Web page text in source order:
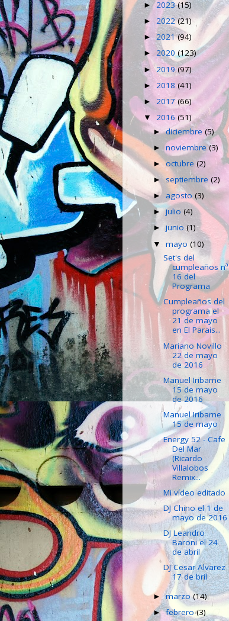
►2023(15)
► 2022(21)
► 2021(94)
► 2020(123)
►2019(97)
► 2018(41)
► 2017 (66)
▼ 2016 (51)
►diciembre(5)
►noviembre(3)
►octubre(2)
►septiembre(2)
► agosto(3)
►julio(4)
►junio(1)
▼mayo(10)
Set's del
cumpleaños nª
16 del
Programa
Cumpleaños del
programa el
21 de mayo
en El Parais...
Mariano Novillo
22 de mayo
de 2016
Manuel Iribarne
15 de mayo
de 2016
Manuel Iribarne
15 de mayo
Energy 52 - Cafe
Del Mar
(Ricardo
Villalobos
Remix...
Mi vídeo editado
DJ Chino el 1 de
mayo de 2016
DJ Leandro
Baroni el 24
de abril
DJ Cesar Alvarez
17 de bril
►marzo(14)
►febrero(3)